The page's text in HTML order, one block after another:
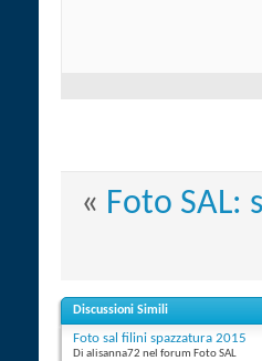
« Foto SAL:
Discussioni Simili
Foto sal filini spazzatura 2015
Di alisanna72 nel forum Foto SAL